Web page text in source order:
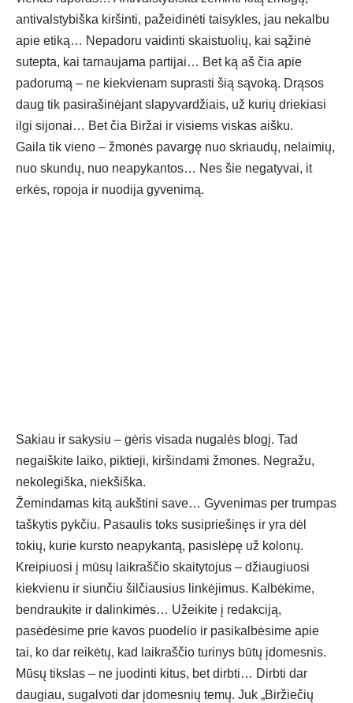
antivalstybiška kiršinti, pažeidinėti taisykles, jau nekalbu
apie etiką… Nepadoru vaidinti skaistuolių, kai sąžinė
sutepta, kai tarnaujama partijai… Bet ką aš čia apie
padorumą – ne kiekvienam suprasti šią sąvoką. Drąsos
daug tik pasirašinėjant slapyvardžiais, už kurių driekiasi
ilgi sijonai… Bet čia Biržai ir visiems viskas aišku.
Gaila tik vieno – žmonės pavargę nuo skriaudų, nelaimių,
nuo skundų, nuo neapykantos… Nes šie negatyvai, it
erkės, ropoja ir nuodija gyvenimą.
Sakiau ir sakysiu – gėris visada nugalės blogį. Tad
negaiškite laiko, piktieji, kiršindami žmones. Negražu,
nekolegiška, niekšiška.
Žemindamas kitą aukštini save… Gyvenimas per trumpas
taškytis pykčiu. Pasaulis toks susipriešinęs ir yra dėl
tokių, kurie kursto neapykantą, pasislėpę už kolonų.
Kreipiuosi į mūsų laikraščio skaitytojus – džiaugiuosi
kiekvienu ir siunčiu šilčiausius linkėjimus. Kalbėkime,
bendraukite ir dalinkimės… Užeikite į redakciją,
pasėdėsime prie kavos puodelio ir pasikalbėsime apie
tai, ko dar reikėtų, kad laikraščio turinys būtų įdomesnis.
Mūsų tikslas – ne juodinti kitus, bet dirbti… Dirbti dar
daugiau, sugalvoti dar įdomesnių temų. Juk „Biržiečių